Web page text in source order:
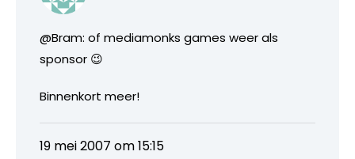
@Bram: of mediamonks games weer als
sponsor 😉
Binnenkort meer!
19 mei 2007 om 15:15